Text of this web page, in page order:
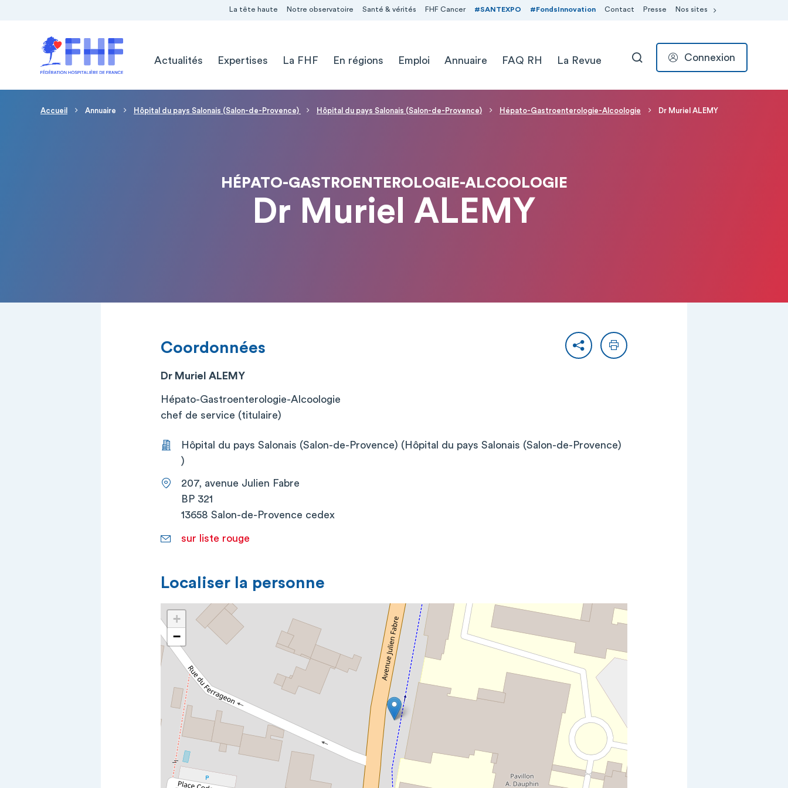
La tête haute Notre observatoire Santé & vérités FHF Cancer #SANTEXPO #FondsInnovation Contact Presse Nos sites
Actualités
Expertises La FHF En régions Emploi Annuaire FAQ RH La Revue RECHERCHER
Connexion
Fil d'Ariane
Accueil Annuaire Hôpital du pays Salonais (Salon-de-Provence) Hôpital du pays Salonais (Salon-de-Provence) Hépato-Gastroenterologie-Alcoologie Dr Muriel ALEMY
HÉPATO-GASTROENTEROLOGIE-ALCOOLOGIE
Dr Muriel ALEMY
PartagerImprimer
Coordonnées
Dr Muriel ALEMY
Hépato-Gastroenterologie-Alcoologie
chef de service (titulaire)
Hôpital du pays Salonais (Salon-de-Provence) (Hôpital du pays Salonais (Salon-de-Provence)
)
207, avenue Julien Fabre
BP 321
13658 Salon-de-Provence cedex
sur liste rouge
Localiser la personne
+
−